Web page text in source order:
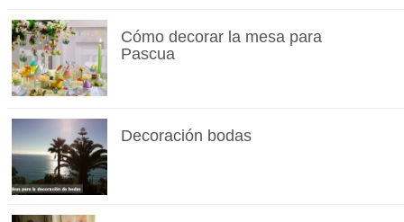
Cómo decorar la mesa para
Pascua
Decoración bodas